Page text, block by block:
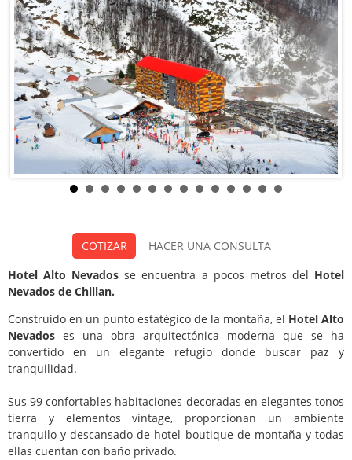
COTIZAR
HACER UNA CONSULTA
Hotel Alto Nevados se encuentra a pocos metros del Hotel
Nevados de Chillan.
Construido en un punto estatégico de la montaña, el Hotel Alto
Nevados es una obra arquitectónica moderna que se ha
convertido en un elegante refugio donde buscar paz y
tranquilidad.
Sus 99 confortables habitaciones decoradas en elegantes tonos
tierra y elementos vintage, proporcionan un ambiente
tranquilo y descansado de hotel boutique de montaña y todas
ellas cuentan con baño privado.